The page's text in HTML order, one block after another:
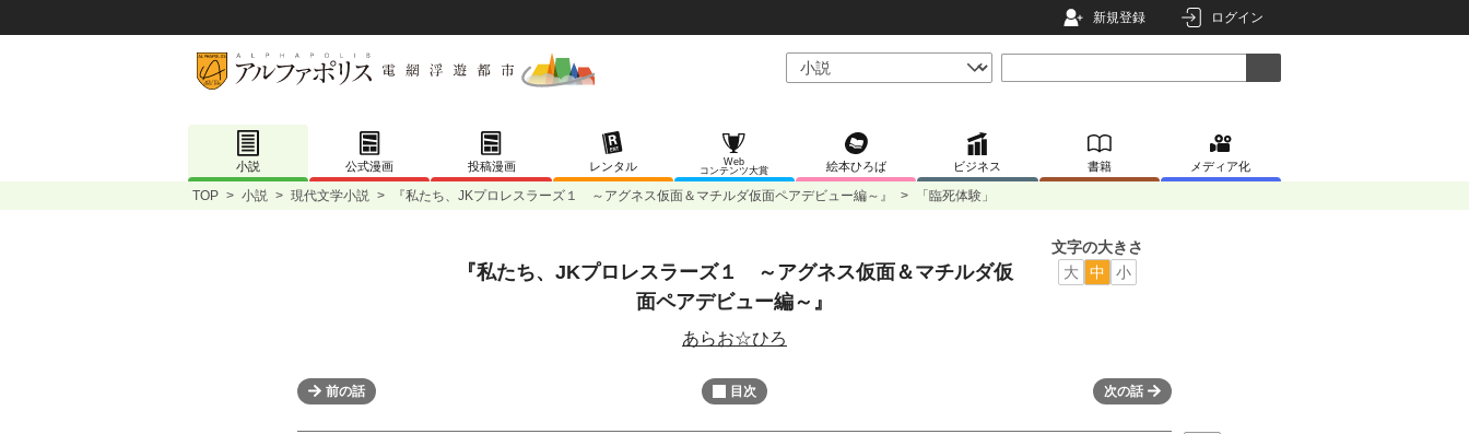
新規登録 ログイン
小説 公式漫画 投稿漫画 レンタル
Web
コンテンツ大賞
絵本ひろば ビジネス 書籍 メディア化
TOP > 小説 > 現代文学小説 > 『私たち、JKプロレスラーズ１ ～アグネス仮面＆マチルダ仮面ペアデビュー編～』 > 「臨死体験」
『私たち、JKプロレスラーズ１ ～アグネス仮面＆マチルダ仮
面ペアデビュー編～』
あらお☆ひろ
文字の大きさ
大
中 小
前の話 目次 次の話